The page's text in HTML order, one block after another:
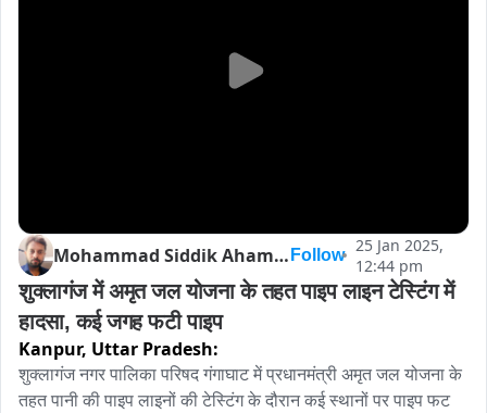
Mohammad Siddik Ahamad Follow
25 Jan 2025,
12:44 pm
शुक्लागंज में अमृत जल योजना के तहत पाइप लाइन टेस्टिंग में
हादसा, कई जगह फटी पाइप
Kanpur, Uttar Pradesh:
शुक्लागंज नगर पालिका परिषद गंगाघाट में प्रधानमंत्री अमृत जल योजना के
तहत पानी की पाइप लाइनों की टेस्टिंग के दौरान कई स्थानों पर पाइप फट